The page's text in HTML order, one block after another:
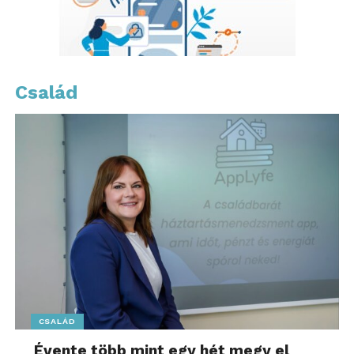
További friss híreket talál a www.sziamaci.hu
csatlakozzon hozzánk a
Család
CSALÁD